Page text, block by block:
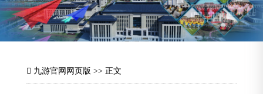
九游官网网页版 >> 正文